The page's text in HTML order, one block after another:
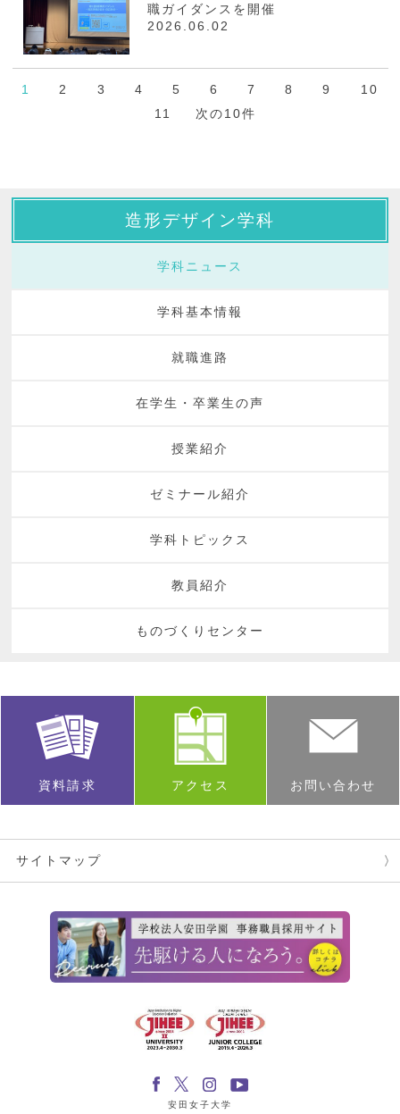
職ガイダンスを開催
2026.06.02
1 2 3 4 5 6 7 8 9
10
11
次の10件
造形デザイン学科
学科ニュース
学科基本情報
就職進路
在学生・卒業生の声
授業紹介
ゼミナール紹介
学科トピックス
教員紹介
ものづくりセンター
資料請求 アクセス お問い合わせ
サイトマップ
安田女子大学